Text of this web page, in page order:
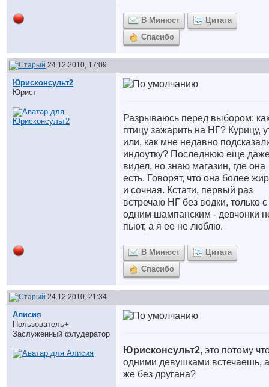
В Минюст
Цитата
Спасибо
24.12.2010, 17:09
Юрисконсульт2
Юрист
Разрываюсь перед выбором:
птицу зажарить на НГ? Курицу,
или, как мне недавно
индоутку? Последнюю еще
видел, но знаю магазин, где она
есть. Говорят, что она более
и сочная. Кстати, первый раз
встречаю НГ без водки, только с
одним шампанским - девчонки
пьют, а я ее не люблю.
В Минюст
Цитата
Спасибо
24.12.2010, 21:34
Алисия
Пользователь+
Заслуженный флудератор
Юрисконсульт2, это потому
одними девушками встечаешь,
же без другана?